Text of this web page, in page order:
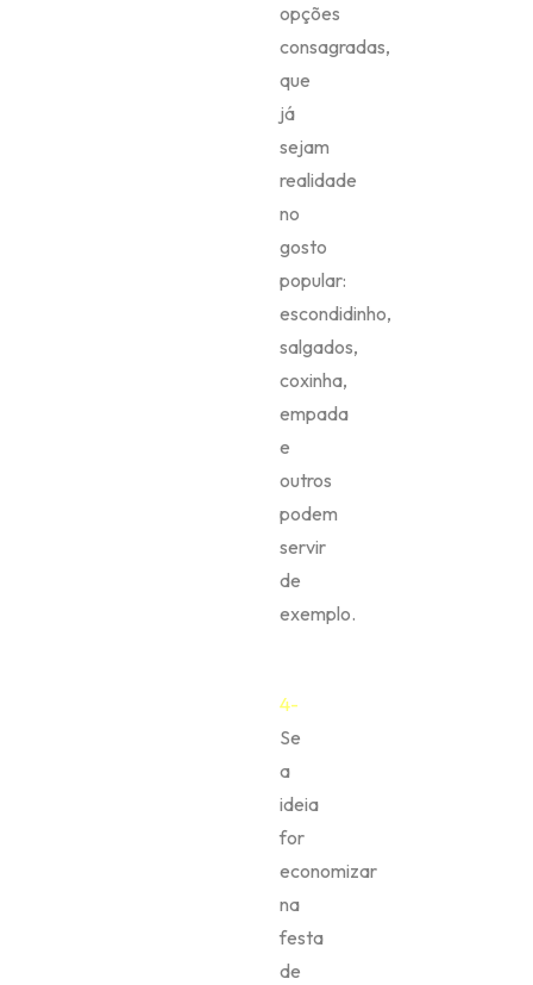
opções
consagradas,
que
já
sejam
realidade
no
gosto
popular:
escondidinho,
salgados,
coxinha,
empada
e
outros
podem
servir
de
exemplo.
4-
Se
a
ideia
for
economizar
na
festa
de